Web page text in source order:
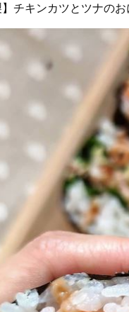
】チキンカツとツナの